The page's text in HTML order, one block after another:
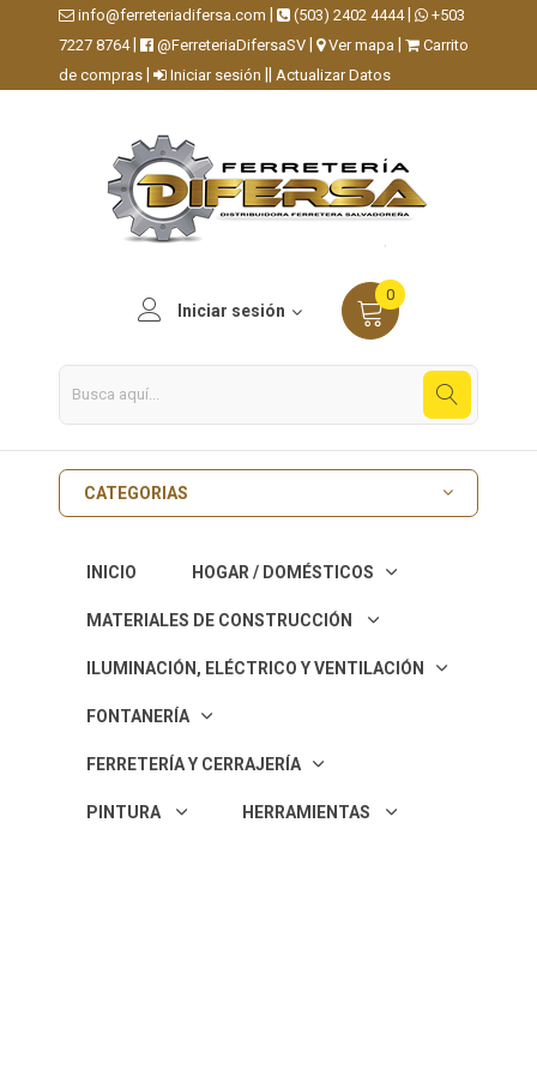
info@ferreteriadifersa.com (503) 2402 4444|
+503
7227 8764| @FerreteriaDifersaSV Ver mapa
Carrito
de compras
Iniciar sesión Actualizar Datos
Iniciar sesión
0
CATEGORIAS
INICIO HOGAR / DOMÉSTICOS
MATERIALES DE CONSTRUCCIÓN
ILUMINACIÓN, ELÉCTRICO Y VENTILACIÓN
FONTANERÍA
FERRETERÍ­A Y CERRAJERÍA
PINTURA HERRAMIENTAS